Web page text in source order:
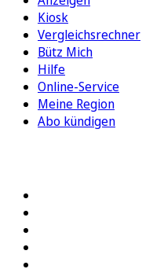
Kiosk
Vergleichsrechner
Bütz Mich
Hilfe
Online-Service
Meine Region
Abo kündigen